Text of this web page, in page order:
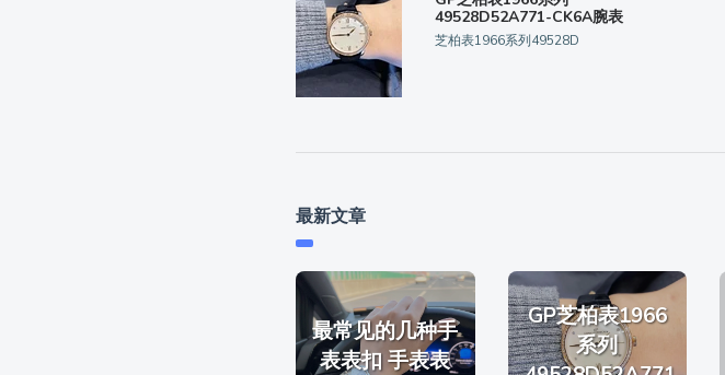
49528D52A771-CK6A腕表
芝柏表1966系列49528D
最新文章
最常见的几种手
表表扣 手表表
GP芝柏表1966
系列